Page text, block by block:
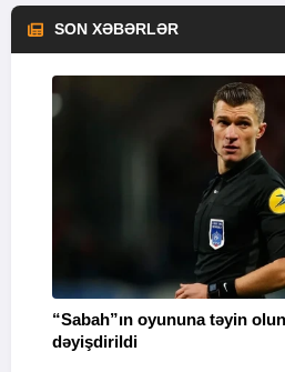
SON XƏBƏRLƏR
“Sabah”ın oyununa təyin
dəyişdirildi